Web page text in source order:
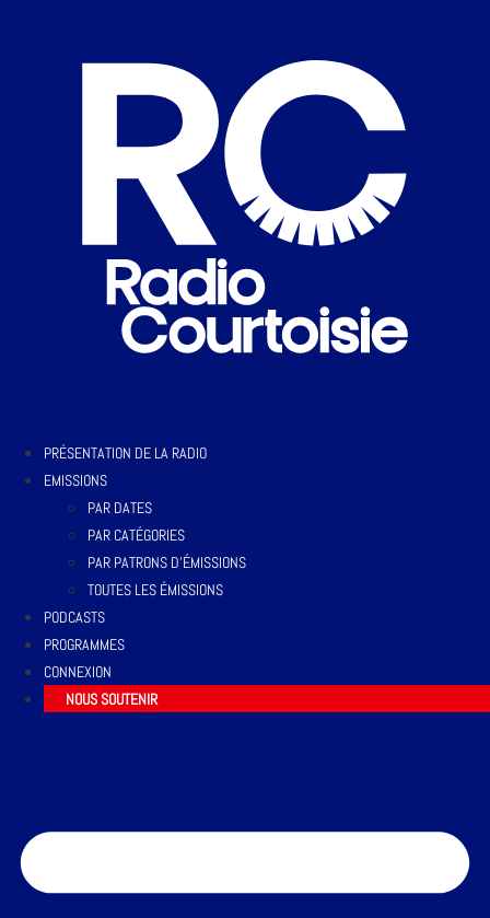
PRÉSENTATION DE LA RADIO
EMISSIONS
PAR DATES
PAR CATÉGORIES
PAR PATRONS D’ÉMISSIONS
TOUTES LES ÉMISSIONS
PODCASTS
PROGRAMMES
CONNEXION
NOUS SOUTENIR